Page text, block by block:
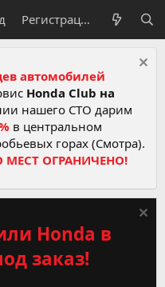
Регистрация
автомобилей
Honda Club на
нашего СТО дарим
в центральном
горах (Смотра).
МЕСТ ОГРАНИЧЕНО!
Honda в
заказ!